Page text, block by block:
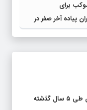
بیش از ۱۵ موکب برای
پیاده آخر صفر در